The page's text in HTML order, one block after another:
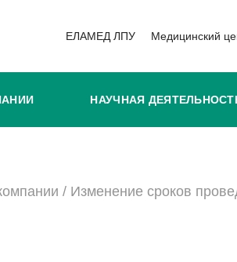
ЕЛАМЕД ЛПУ Медицинский
НАУЧНАЯ
/ Изменение сроков